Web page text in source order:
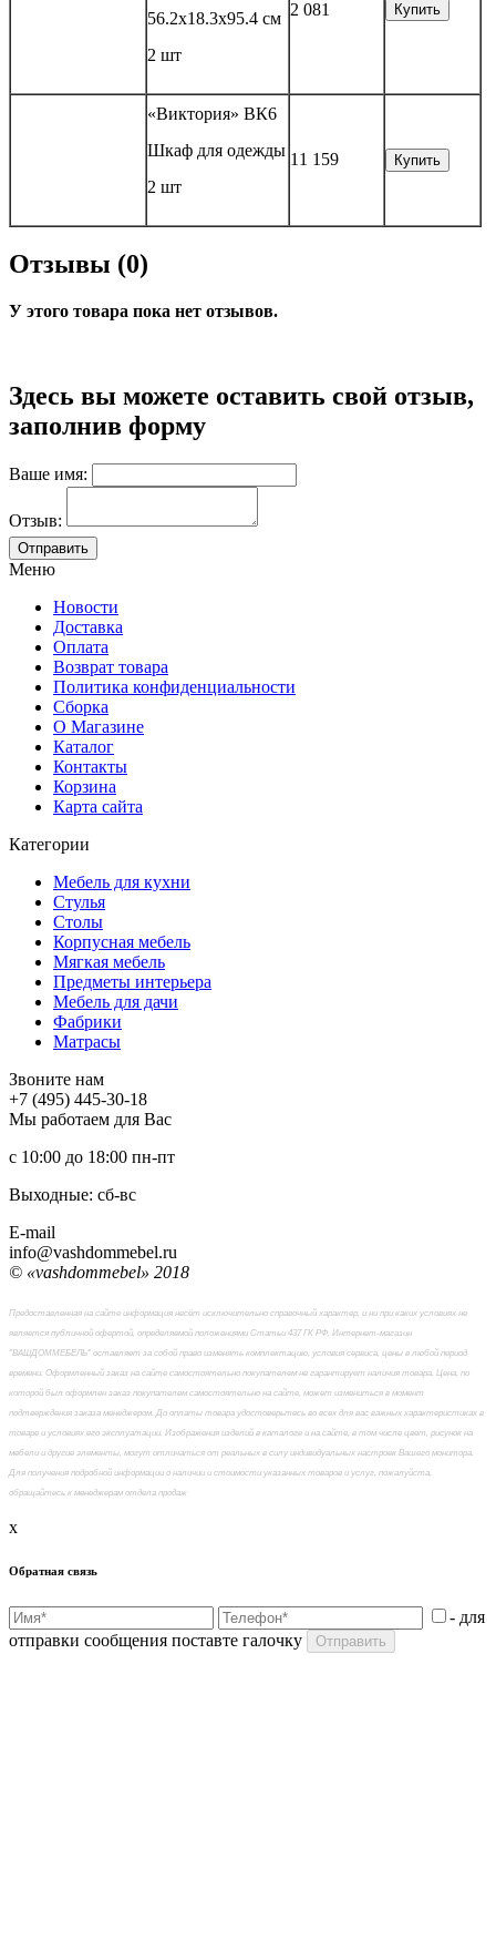
56.2x18.3x95.4 см
2 шт
2 081 Купить
«Виктория» ВК6
Шкаф для одежды
2 шт
11 159 Купить
Отзывы (0)
У этого товара пока нет отзывов.
Здесь вы можете оставить свой отзыв,
заполнив форму
Ваше имя:
Отзыв:
Меню
Новости
Доставка
Оплата
Возврат товара
Политика конфиденциальности
Сборка
О Магазине
Каталог
Контакты
Корзина
Карта сайта
Категории
Мебель для кухни
Стулья
Столы
Корпусная мебель
Мягкая мебель
Предметы интерьера
Мебель для дачи
Фабрики
Матраcы
Звоните нам
+7 (495) 445-30-18
Мы работаем для Вас
с 10:00 до 18:00 пн-пт
Выходные: сб-вc
E-mail
info@vashdommebel.ru
© «vashdommebel» 2018
Предоставленная на сайте информация несёт исключительно справочный характер, и ни при каких условиях не
является публичной офертой, определяемой положениями Статьи 437 ГК РФ. Интернет-магазин
"ВАШДОММЕБЕЛЬ" оставляет за собой право изменять комплектацию, условия сервиса, цены в любой период
времени. Оформленный заказ на сайте самостоятельно покупателем не гарантирует наличия товара. Цена, по
которой был оформлен заказ покупателем самостоятельно на сайте, может измениться в момент
подтверждения заказа менеджером. До оплаты товара удостоверьтесь во всех для вас важных характеристиках в
товаре и условиях его эксплуатации. Изображения изделий в каталоге и на сайте, в том числе цвет, рисунок на
мебели и другие элементы, могут отличаться от реальных в силу индивидуальных настроек Вашего монитора.
Для получения подробной информации о наличии и стоимости указанных товаров и услуг, пожалуйста,
обращайтесь к менеджерам отдела продаж
x
Обратная связь
- для
отправки сообщения поставте галочку